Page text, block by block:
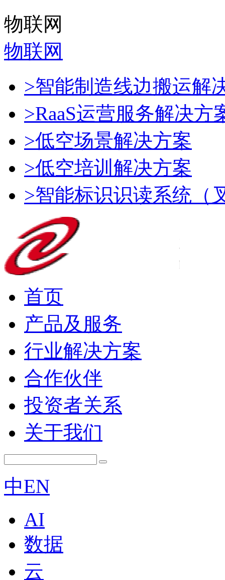
物联网
物联网
>智能制造线边搬运解
>RaaS运营服务解决方
>低空场景解决方案
>低空培训解决方案
>智能标识识读系统（
首页
产品及服务
行业解决方案
合作伙伴
投资者关系
关于我们
中EN
AI
数据
云